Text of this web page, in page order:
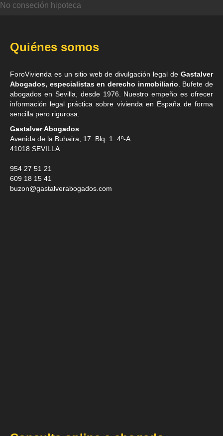
No conseción hipoteca
Quiénes somos
ForoVivienda es un sitio web de divulgación legal de Gastalver
Abogados, especialistas en derecho inmobiliario . Bufete de
abogados en Sevilla , desde 1976. Nuestro empeño es ofrecer
información legal práctica sobre vivienda en España de forma
sencilla pero rigurosa.
Gastalver Abogados
Avenida de la Buhaira, 17. Blq. 1. 4º-A
41018 SEVILLA
954 27 51 21
609 18 15 41
buzon@gastalverabogados.com